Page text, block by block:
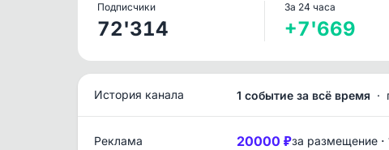
Подписчики
72'314
За 24 часа
+7'669
История канала 1 событие за всё время ·
Реклама 20000 ₽за размещение ·